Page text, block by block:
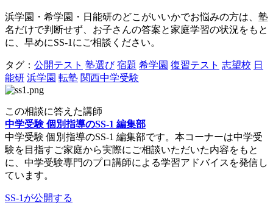
浜学園・希学園・日能研のどこがいいかでお悩みの方は、塾
名だけで判断せず、お子さんの答案と家庭学習の状況をもと
に、早めにSS-1にご相談ください。
タグ： 公開テスト 塾選び 宿題 希学園 復習テスト 志望校 日
能研 浜学園 転塾 関西中学受験
この相談に答えた講師
中学受験 個別指導のSS-1 編集部
中学受験 個別指導のSS-1 編集部です。本コーナーは中学受
験を目指すご家庭から実際にご相談いただいた内容をもと
に、中学受験専門のプロ講師による学習アドバイスを発信し
ています。
SS-1が公開する